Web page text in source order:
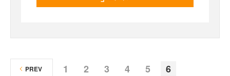
1 2 3 4 5 6
PREV